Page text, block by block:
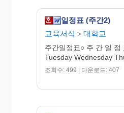
일정표 (주간2)
교육서식 > 대학교
주간일정표○ 주 간 일
Tuesday Wednesday
조회수: 499 | 다운로드: 407